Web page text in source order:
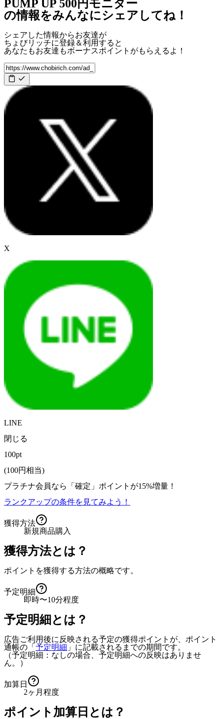
PUMP UP 500円モニター
の情報をみんなにシェアしてね！
シェアした情報からお友達が
ちょびリッチに登録＆利用すると
あなたもお友達もボーナスポイント がもらえるよ！
X
LINE
閉じる
100pt
(100円相当)
プラチナ会員なら
「確定」 ポイントが15%増量！
ランクアップの条件を見てみよう！
獲得方法
新規商品購入
獲得方法とは？
ポイントを獲得する方法の概略です。
予定明細
即時〜10分程度
予定明細とは？
広告ご利用後に反映される予定の獲得ポイントが、ポイント
通帳の「 予定明細 」に記載されるまでの期間です。
（予定明細：なしの場合、予定明細への反映はありませ
ん。）
加算日
2ヶ月程度
ポイント加算日とは？